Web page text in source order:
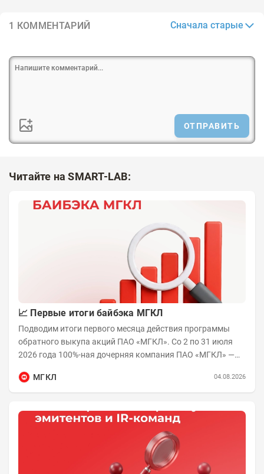
1 КОММЕНТАРИЙ Сначала старые
ОТПРАВИТЬ
Читайте на SMART-LAB:
📈 Первые итоги байбэка МГКЛ
Подводим итоги первого месяца действия программы
обратного выкупа акций ПАО «МГКЛ». Со 2 по 31 июля
2026 года 100%-ная дочерняя компания ПАО «МГКЛ» —
МГКЛ
04.08.2026